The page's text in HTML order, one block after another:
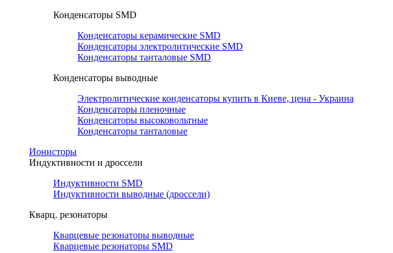
Конденсаторы SMD
Конденсаторы керамические SMD
Конденсаторы электролитические SMD
Конденсаторы танталовые SMD
Конденсаторы выводные
Электролитические конденсаторы купить в Киеве, цена - Украина
Конденсаторы пленочные
Конденсаторы высоковольтные
Конденсаторы танталовые
Ионисторы
Индуктивности и дроссели
Индуктивности SMD
Индуктивности выводные (дросcели)
Кварц. резонаторы
Кварцевые резонаторы выводные
Кварцевые резонаторы SMD